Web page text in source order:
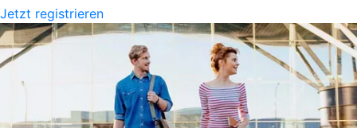
Jetzt registrieren